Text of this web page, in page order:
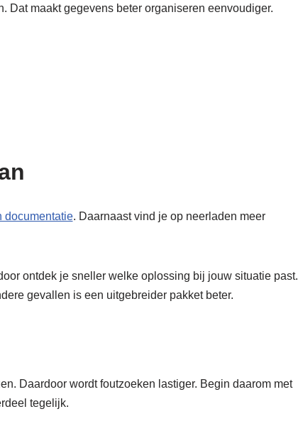
Dat maakt gegevens beter organiseren eenvoudiger.
documentatie. Daarnaast vind je op neerladen meer
ontdek je sneller welke oplossing bij jouw situatie past.
gevallen is een uitgebreider pakket beter.
Daardoor wordt foutzoeken lastiger. Begin daarom met
tegelijk.